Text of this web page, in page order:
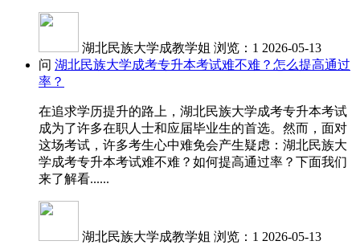
湖北民族大学成教学姐 浏览：1 2026-05-13
问 湖北民族大学成考专升本考试难不难？怎么提高通过
率？
在追求学历提升的路上，湖北民族大学成考专升本考试
成为了许多在职人士和应届毕业生的首选。然而，面对
这场考试，许多考生心中难免会产生疑虑：湖北民族大
学成考专升本考试难不难？如何提高通过率？下面我们
来了解看......
湖北民族大学成教学姐 浏览：1 2026-05-13